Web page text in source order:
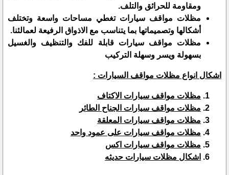
ومقاومة للحرائق والتلف.
مظلات مواقف سيارات تغطي مساحات واسعة وتختلف
أشكالها وتصميماتها بما يتناسب مع الاذواق الرفيعة لعمالئنا.
مظلات مواقف سيارات قابلة للفك والتنظيف والغسيل
بسهولة ويسر وسهلة التركيب
اشكال انواع مظلات مواقف السيارات :
مظلات مواقف سيارات الاكتاف
مظلات مواقف سيارات الجناح الطائر
مظلات مواقف سيارات المعلقة
مظلات مواقف سيارات على عمود واحد
مظلات مواقف سيارات اكس
اشكال مظلات سيارات حديثه